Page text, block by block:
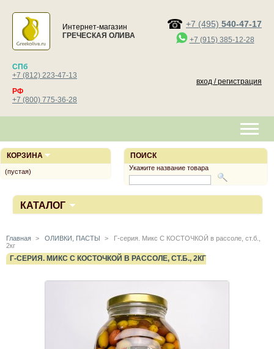
Интернет-магазин
ГРЕЧЕСКАЯ ОЛИВА
+7 (495) 540-47-17
+7 (915) 385-12-28
СПб
+7 (812) 223-47-13
РФ
+7 (800) 775-36-28
вход / регистрация
КАТАЛОГ
Главная > ОЛИВКИ, ПАСТЫ >
Г-серия. Микс С КОСТОЧКОЙ в рассоле, ст.б.,
2кг
Г-СЕРИЯ. МИКС С КОСТОЧКОЙ В РАССОЛЕ, СТ.Б., 2КГ
ПОИСК
Укажите название товара
КОРЗИНА
(пустая)